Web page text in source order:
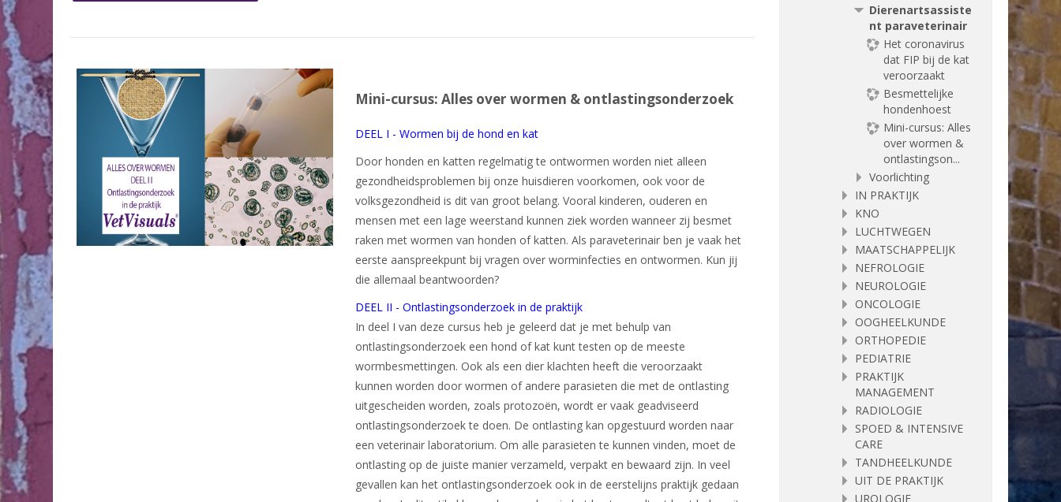
Mini-cursus: Alles over wormen & ontlastingsonderzoek
DEEL I - Wormen bij de hond en kat
Door honden en katten regelmatig te ontwormen worden niet alleen
gezondheidsproblemen bij onze huisdieren voorkomen, ook voor de
volksgezondheid is dit van groot belang. Vooral kinderen, ouderen en
mensen met een lage weerstand kunnen ziek worden wanneer zij besmet
raken met wormen van honden of katten. Als paraveterinair ben je vaak het
eerste aanspreekpunt bij vragen over worminfecties en ontwormen. Kun jij
die allemaal beantwoorden?
DEEL II - Ontlastingsonderzoek in de praktijk
In deel I van deze cursus heb je geleerd dat je met behulp van
ontlastingsonderzoek een hond of kat kunt testen op de meeste
wormbesmettingen. Ook als een dier klachten heeft die veroorzaakt
kunnen worden door wormen of andere parasieten die met de ontlasting
uitgescheiden worden, zoals protozoën, wordt er vaak geadviseerd
ontlastingsonderzoek te doen. De ontlasting kan opgestuurd worden naar
een veterinair laboratorium. Om alle parasieten te kunnen vinden, moet de
ontlasting op de juiste manier verzameld, verpakt en bewaard zijn. In veel
gevallen kan het ontlastingsonderzoek ook in de eerstelijns praktijk gedaan
Dierenartsassiste
nt paraveterinair
Het coronavirus
dat FIP bij de kat
veroorzaakt
Besmettelijke
hondenhoest
Mini-cursus: Alles
over wormen &
ontlastingson...
Voorlichting
IN PRAKTIJK
KNO
LUCHTWEGEN
MAATSCHAPPELIJK
NEFROLOGIE
NEUROLOGIE
ONCOLOGIE
OOGHEELKUNDE
ORTHOPEDIE
PEDIATRIE
PRAKTIJK
MANAGEMENT
RADIOLOGIE
SPOED & INTENSIVE
CARE
TANDHEELKUNDE
UIT DE PRAKTIJK
UROLOGIE